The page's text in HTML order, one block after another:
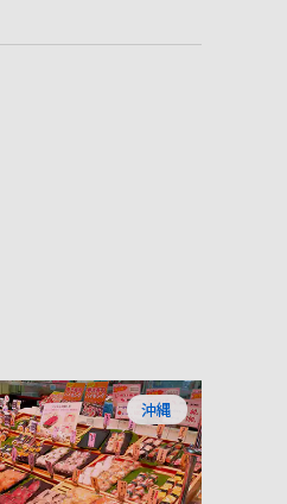
沖縄